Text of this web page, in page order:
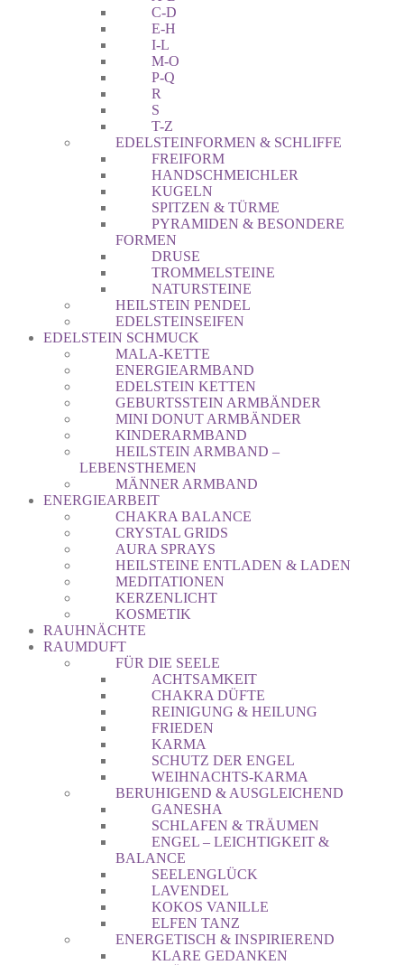
C-D
E-H
I-L
M-O
P-Q
R
S
T-Z
EDELSTEINFORMEN & SCHLIFFE
FREIFORM
HANDSCHMEICHLER
KUGELN
SPITZEN & TÜRME
PYRAMIDEN & BESONDERE
FORMEN
DRUSE
TROMMELSTEINE
NATURSTEINE
HEILSTEIN PENDEL
EDELSTEINSEIFEN
EDELSTEIN SCHMUCK
MALA-KETTE
ENERGIEARMBAND
EDELSTEIN KETTEN
GEBURTSSTEIN ARMBÄNDER
MINI DONUT ARMBÄNDER
KINDERARMBAND
HEILSTEIN ARMBAND –
LEBENSTHEMEN
MÄNNER ARMBAND
ENERGIEARBEIT
CHAKRA BALANCE
CRYSTAL GRIDS
AURA SPRAYS
HEILSTEINE ENTLADEN & LADEN
MEDITATIONEN
KERZENLICHT
KOSMETIK
RAUHNÄCHTE
RAUMDUFT
FÜR DIE SEELE
ACHTSAMKEIT
CHAKRA DÜFTE
REINIGUNG & HEILUNG
FRIEDEN
KARMA
SCHUTZ DER ENGEL
WEIHNACHTS-KARMA
BERUHIGEND & AUSGLEICHEND
GANESHA
SCHLAFEN & TRÄUMEN
ENGEL – LEICHTIGKEIT &
BALANCE
SEELENGLÜCK
LAVENDEL
KOKOS VANILLE
ELFEN TANZ
ENERGETISCH & INSPIRIEREND
KLARE GEDANKEN